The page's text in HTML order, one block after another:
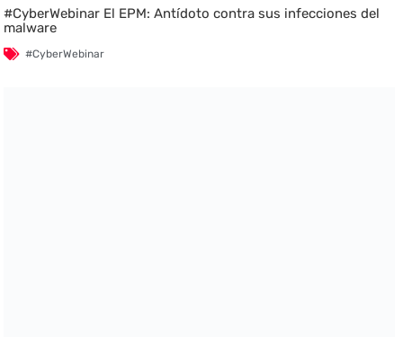
#CyberWebinar El EPM: Antídoto contra sus infecciones del
malware
#CyberWebinar